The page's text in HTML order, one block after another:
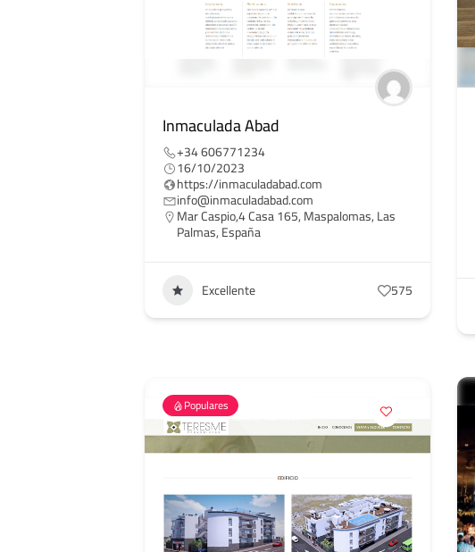
Inmaculada Abad
+34 606771234
16/10/2023
https://inmaculadabad.com
info@inmaculadabad.com
Mar Caspio,4 Casa 165, Maspalomas, Las
Palmas, España
Excellente 575
Populares